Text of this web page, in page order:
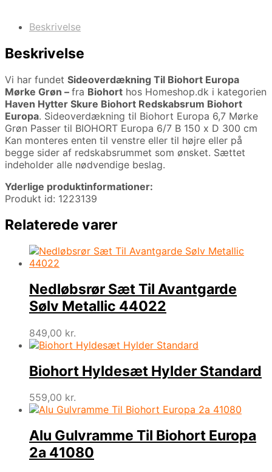
Beskrivelse
Beskrivelse
Vi har fundet Sideoverdækning Til Biohort Europa
Mørke Grøn – fra Biohort hos Homeshop.dk i kategorien
Haven Hytter Skure Biohort Redskabsrum Biohort
Europa. Sideoverdækning til Biohort Europa 6,7 Mørke
Grøn Passer til BIOHORT Europa 6/7 B 150 x D 300 cm
Kan monteres enten til venstre eller til højre eller på
begge sider af redskabsrummet som ønsket. Sættet
indeholder alle nødvendige beslag.
Yderlige produktinformationer:
Produkt id: 1223139
Relaterede varer
Nedløbsrør Sæt Til Avantgarde
Sølv Metallic 44022
849,00 kr.
Biohort Hyldesæt Hylder Standard
559,00 kr.
Alu Gulvramme Til Biohort Europa
2a 41080